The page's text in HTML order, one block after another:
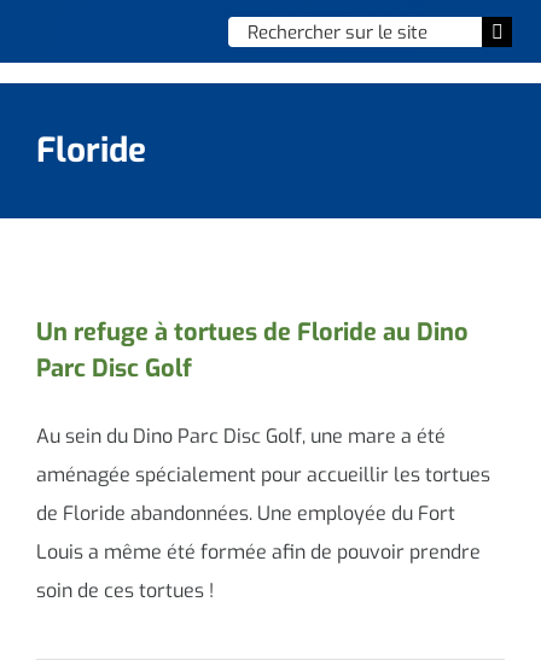
Chercher
:
Vie municipale
Culture et loisirs
Social & solidarité
Contacter le maire
Floride
Un refuge à tortues de Floride au Dino
Parc Disc Golf
Au sein du Dino Parc Disc Golf, une mare a été
aménagée spécialement pour accueillir les tortues
de Floride abandonnées. Une employée du Fort
Louis a même été formée afin de pouvoir prendre
soin de ces tortues !